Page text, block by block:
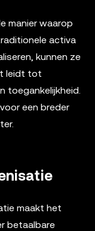
manier waarop
activa
kunnen ze
leidt tot
toegankelijkheid.
een breder
maakt het
betaalbare